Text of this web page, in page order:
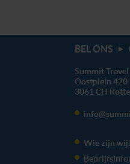
BEL ONS
Summit Travel
Oostplein 420
3061 CH
Wie zijn